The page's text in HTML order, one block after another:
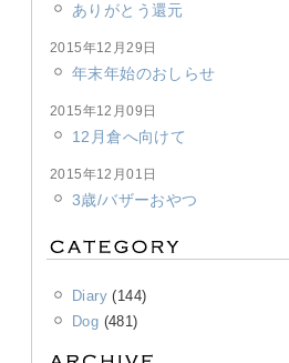
ありがとう還元
2015年12月29日
年末年始のおしらせ
2015年12月09日
12月倉へ向けて
2015年12月01日
3歳/バザーおやつ
Diary(144)
Dog (481)